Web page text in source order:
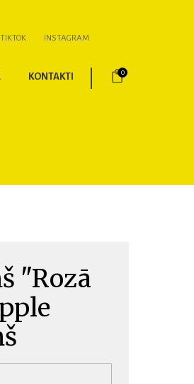
TIKTOK INSTAGRAM
KONTAKTI 0
"Rozā